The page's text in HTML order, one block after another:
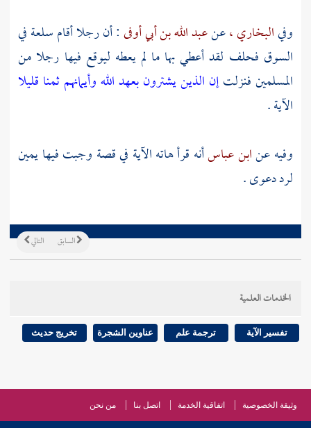
وفيالبخاري ،عنعبد الله بن أبي أوفى: أن رجلا أقام سلعة في
السوق فحلف لقد أعطي بها ما لم يعطه ليوقع فيها رجلا من
المسلمين فنزلتإن الذين يشترون بعهد الله وأيمانهم ثمنا قليلا
الآية .
وفيه عنابن عباسأنه قرأ هاته الآية في قصة وجبت فيها يمين
لرد دعوى .
التالي السابق
الخدمات العلمية
تفسير الآية ترجمة علم عناوين الشجرة تخريج حديث
وثيقة الخصوصية اتفاقية الخدمة اتصل بنا من نحن